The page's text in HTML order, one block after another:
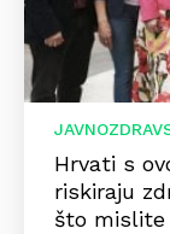
Hrvati s
riskiraju
što mislite